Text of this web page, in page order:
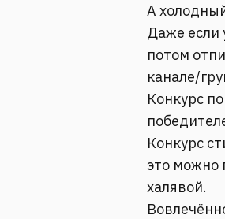
А
Даже если
потом
канале/
Конкурс
Конкурс
это можно
халявой.